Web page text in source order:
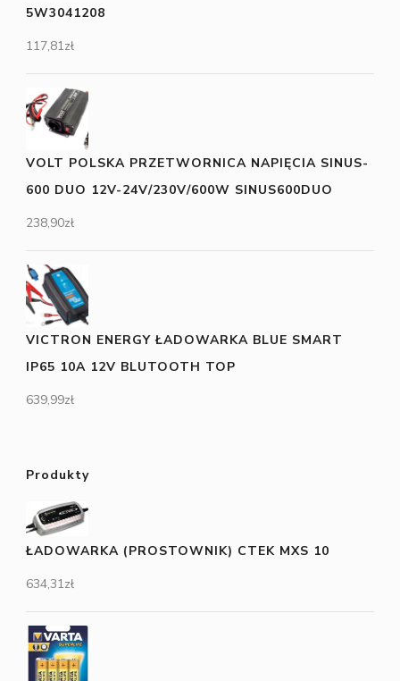
5W3041208
117,81zł
VOLT POLSKA PRZETWORNICA NAPIĘCIA SINUS-
600 DUO 12V-24V/230V/600W SINUS600DUO
238,90zł
VICTRON ENERGY ŁADOWARKA BLUE SMART
IP65 10A 12V BLUTOOTH TOP
639,99zł
Produkty
ŁADOWARKA (PROSTOWNIK) CTEK MXS 10
634,31zł